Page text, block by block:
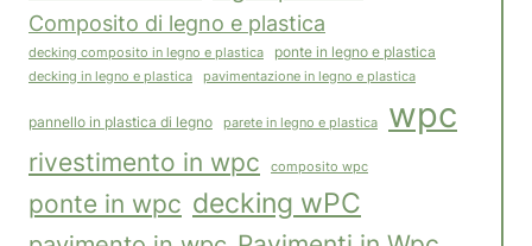
Composito di legno e plastica
decking composito in legno e plastica ponte in legno e plastica
decking in legno e plastica pavimentazione in legno e plastica
pannello in plastica di legno parete in legno e plastica wpc
rivestimento in wpc composito wpc
ponte in wpc decking wPC